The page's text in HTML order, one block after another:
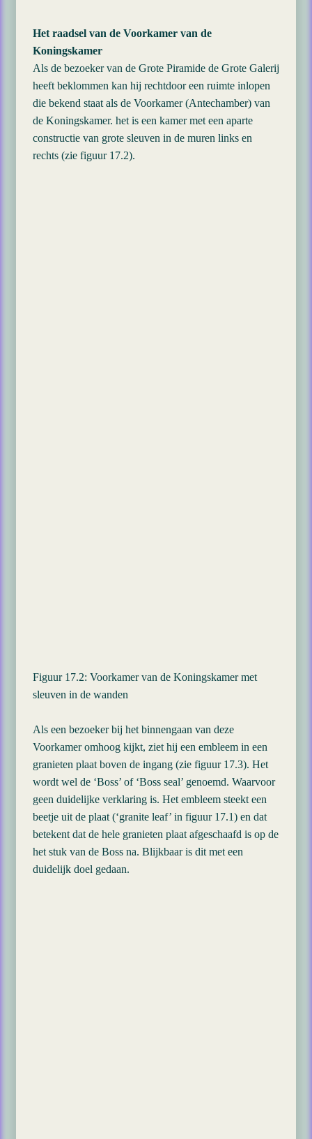
Het raadsel van de Voorkamer van de
Koningskamer
Als de bezoeker van de Grote Piramide de Grote Galerij
heeft beklommen kan hij rechtdoor een ruimte inlopen
die bekend staat als de Voorkamer (Antechamber) van
de Koningskamer. het is een kamer met een aparte
constructie van grote sleuven in de muren links en
rechts (zie figuur 17.2).
Figuur 17.2: Voorkamer van de Koningskamer met
sleuven in de wanden
Als een bezoeker bij het binnengaan van deze
Voorkamer omhoog kijkt, ziet hij een embleem in een
granieten plaat boven de ingang (zie figuur 17.3). Het
wordt wel de ‘Boss’ of ‘Boss seal’ genoemd. Waarvoor
geen duidelijke verklaring is. Het embleem steekt een
beetje uit de plaat (‘granite leaf’ in figuur 17.1) en dat
betekent dat de hele granieten plaat afgeschaafd is op de
het stuk van de Boss na. Blijkbaar is dit met een
duidelijk doel gedaan.